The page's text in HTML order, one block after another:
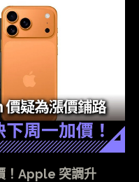
！Apple 突調升